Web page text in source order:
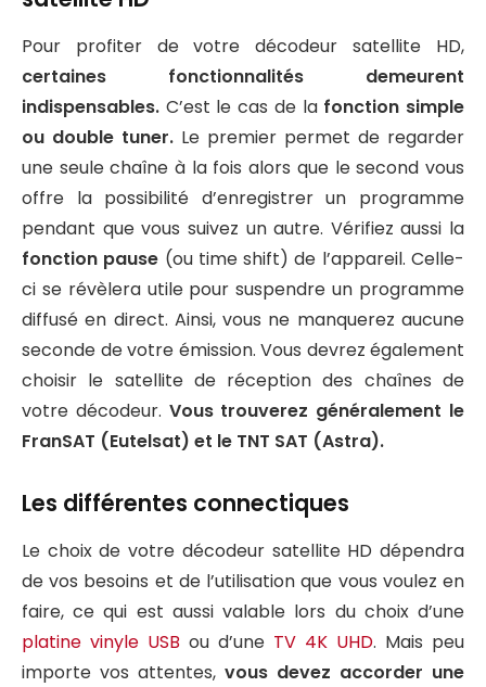
Pour profiter de votre décodeur satellite HD,
certaines fonctionnalités demeurent
indispensables. C’est le cas de la fonction simple
ou double tuner. Le premier permet de regarder
une seule chaîne à la fois alors que le second vous
offre la possibilité d’enregistrer un programme
pendant que vous suivez un autre. Vérifiez aussi la
fonction pause (ou time shift) de l’appareil. Celle-
ci se révèlera utile pour suspendre un programme
diffusé en direct. Ainsi, vous ne manquerez aucune
seconde de votre émission. Vous devrez également
choisir le satellite de réception des chaînes de
votre décodeur. Vous trouverez généralement le
FranSAT (Eutelsat) et le TNT SAT (Astra).
Les différentes connectiques
Le choix de votre décodeur satellite HD dépendra
de vos besoins et de l’utilisation que vous voulez en
faire, ce qui est aussi valable lors du choix d’une
platine vinyle USB ou d’une TV 4K UHD. Mais peu
importe vos attentes, vous devez accorder une